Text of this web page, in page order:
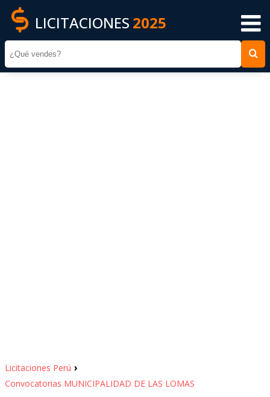
LICITACIONES 2025
Licitaciones Perú ›
Convocatorias MUNICIPALIDAD DE LAS LOMAS